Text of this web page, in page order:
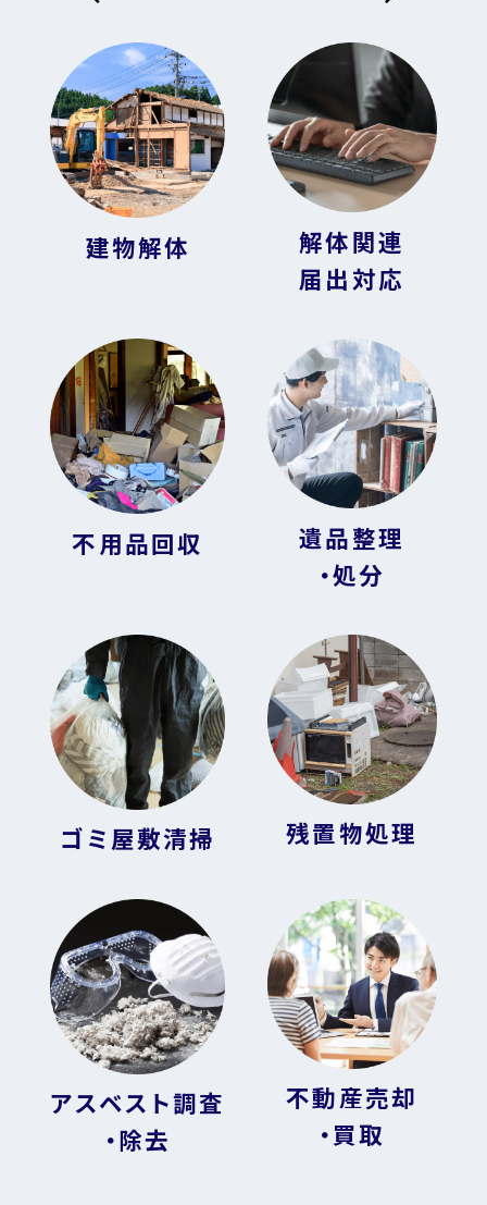
建物解体
解体関連
届出対応
不用品回収
遺品整理
・処分
ゴミ屋敷清掃 残置物処理
アスベスト調査
・除去
不動産売却
・買取